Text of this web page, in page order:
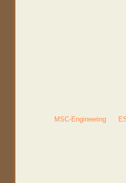
MSC-Engineering